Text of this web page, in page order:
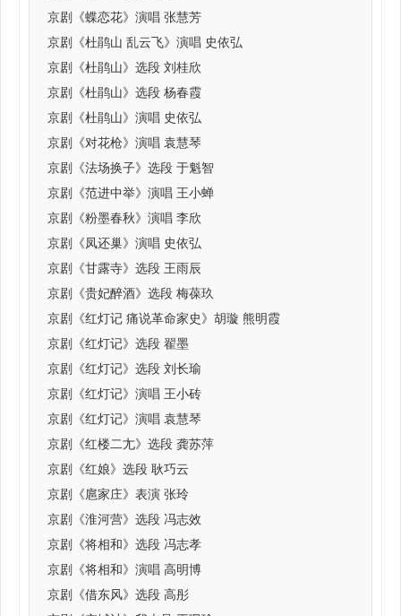
京剧《蝶恋花》演唱 张慧芳
京剧《杜鹃山 乱云飞》演唱 史依弘
京剧《杜鹃山》选段 刘桂欣
京剧《杜鹃山》选段 杨春霞
京剧《杜鹃山》演唱 史依弘
京剧《对花枪》演唱 袁慧琴
京剧《法场换子》选段 于魁智
京剧《范进中举》演唱 王小蝉
京剧《粉墨春秋》演唱 李欣
京剧《凤还巢》演唱 史依弘
京剧《甘露寺》选段 王雨辰
京剧《贵妃醉酒》选段 梅葆玖
京剧《红灯记 痛说革命家史》胡璇 熊明霞
京剧《红灯记》选段 翟墨
京剧《红灯记》选段 刘长瑜
京剧《红灯记》演唱 王小砖
京剧《红灯记》演唱 袁慧琴
京剧《红楼二尢》选段 龚苏萍
京剧《红娘》选段 耿巧云
京剧《扈家庄》表演 张玲
京剧《淮河营》选段 冯志效
京剧《将相和》选段 冯志孝
京剧《将相和》演唱 高明博
京剧《借东风》选段 高彤